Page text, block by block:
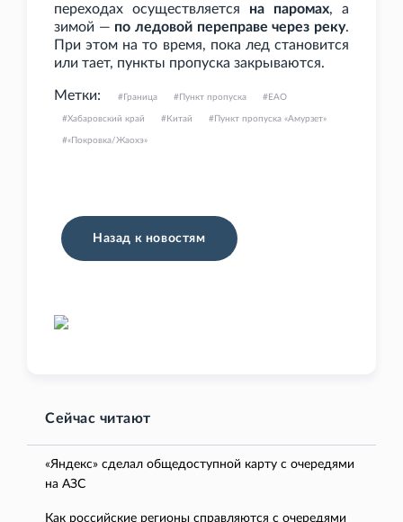
переходах осуществляется на паромах, а
зимой — по ледовой переправе через реку.
При этом на то время, пока лед становится
или тает, пункты пропуска закрываются.
Метки: Граница Пункт пропуска ЕАО
Хабаровский край Китай Пункт пропуска «Амурзет»
«Покровка/Жаохэ»
Назад к новостям
Сейчас читают
«Яндекс» сделал общедоступной карту с очередями
на АЗС
Как российские регионы справляются с очередями